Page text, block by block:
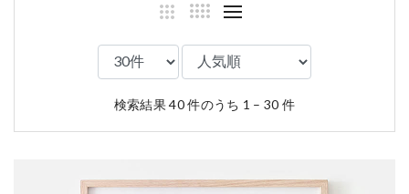
検索結果 40 件のうち 1 – 30 件